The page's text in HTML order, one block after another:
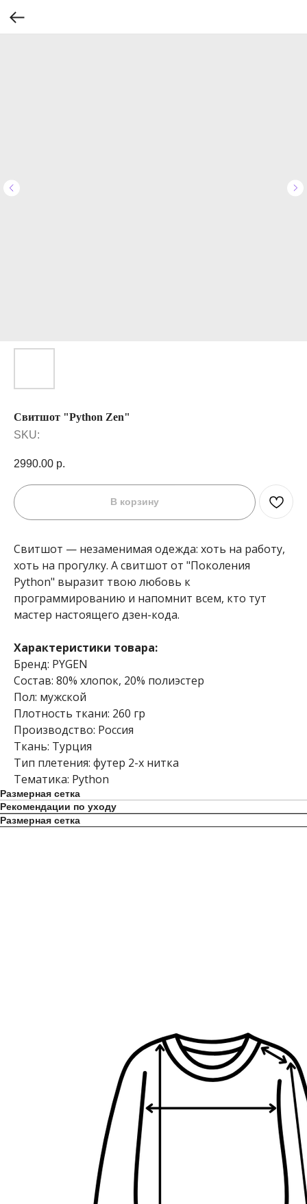
Свитшот "Python Zen"
SKU:
2990.00 р.
В корзину
Свитшот — незаменимая одежда: хоть на работу,
хоть на прогулку. А свитшот от "Поколения
Python" выразит твою любовь к
программированию и напомнит всем, кто тут
мастер настоящего дзен-кода.
Характеристики товара:
Бренд: PYGEN
Состав: 80% хлопок, 20% полиэстер
Пол: мужской
Плотность ткани: 260 гр
Производство: Россия
Ткань: Турция
Тип плетения: футер 2-х нитка
Тематика: Python
Размерная сетка
Рекомендации по уходу
Размерная сетка